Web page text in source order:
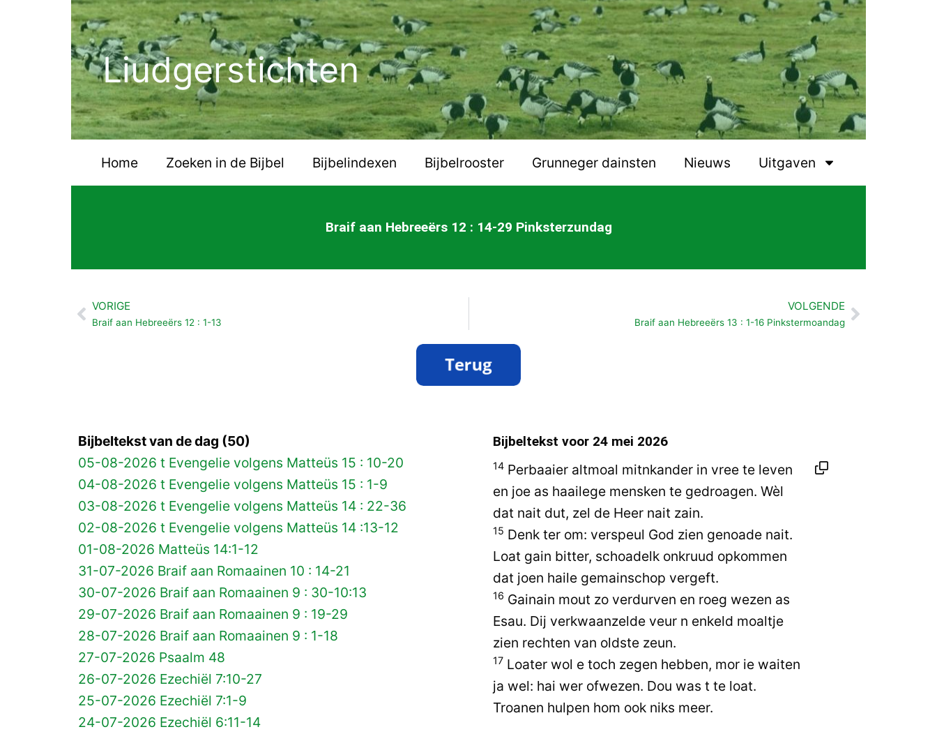
Liudgerstichten
Home Zoeken in de Bijbel Bijbelindexen Bijbelrooster Grunneger dainsten Nieuws Uitgaven
Braif aan Hebreeërs 12 : 14-29 Pinksterzundag
Vorige
VORIGE
Braif aan Hebreeërs 12 : 1-13
VOLGENDE
Braif aan Hebreeërs 13 : 1-16 PinkstermoandagVolgende
Bijbeltekst van de dag (50)
05-08-2026 t Evengelie volgens Matteüs 15 : 10-20
04-08-2026 t Evengelie volgens Matteüs 15 : 1-9
03-08-2026 t Evengelie volgens Matteüs 14 : 22-36
02-08-2026 t Evengelie volgens Matteüs 14 :13-12
01-08-2026 Matteüs 14:1-12
31-07-2026 Braif aan Romaainen 10 : 14-21
30-07-2026 Braif aan Romaainen 9 : 30-10:13
29-07-2026 Braif aan Romaainen 9 : 19-29
28-07-2026 Braif aan Romaainen 9 : 1-18
27-07-2026 Psaalm 48
26-07-2026 Ezechiël 7:10-27
25-07-2026 Ezechiël 7:1-9
24-07-2026 Ezechiël 6:11-14
Bijbeltekst voor 24 mei 2026
14 Perbaaier altmoal mitnkander in vree te leven
en joe as haailege mensken te gedroagen. Wèl
dat nait dut, zel de Heer nait zain.
15 Denk ter om: verspeul God zien genoade nait.
Loat gain bitter, schoadelk onkruud opkommen
dat joen haile gemainschop vergeft.
16 Gainain mout zo verdurven en roeg wezen as
Esau. Dij verkwaanzelde veur n enkeld moaltje
zien rechten van oldste zeun.
17 Loater wol e toch zegen hebben, mor ie waiten
ja wel: hai wer ofwezen. Dou was t te loat.
Troanen hulpen hom ook niks meer.